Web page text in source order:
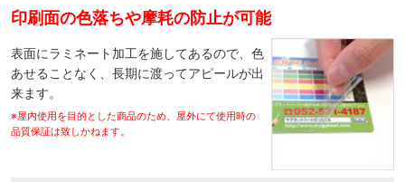
印刷面の色落ちや摩耗の防止が可能
表面にラミネート加工を施してあるので、色
あせることなく、長期に渡ってアピールが出
来ます。
※屋内使用を目的とした商品のため、屋外にて使用時の
品質保証は致しかねます。